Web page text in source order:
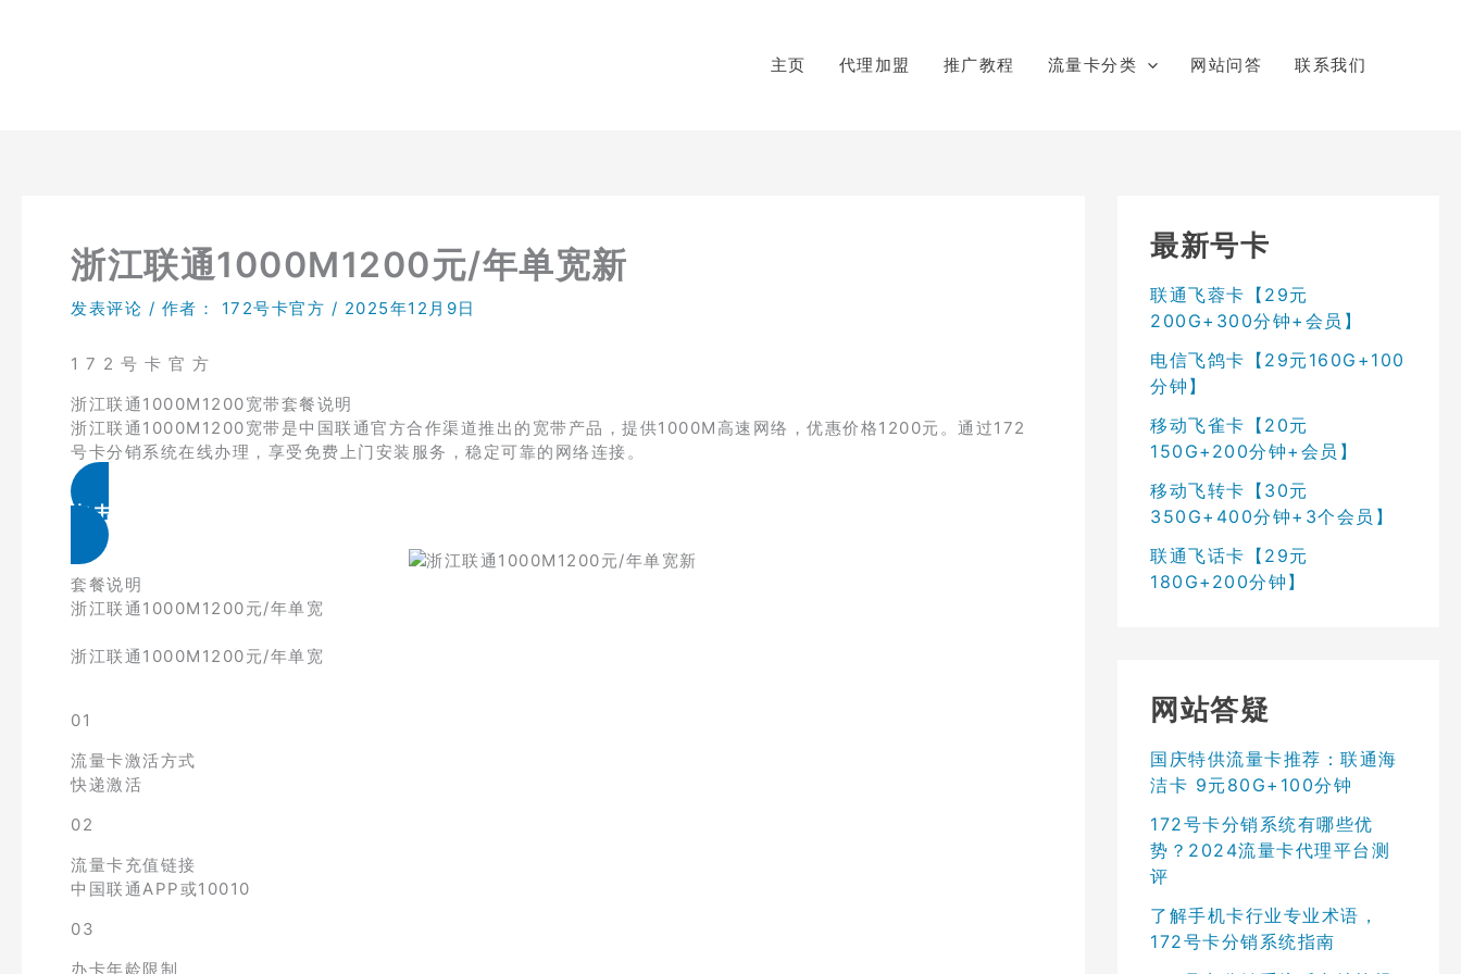
主页 代理加盟 推广教程 流量卡分类 网站问答 联系我们
浙江联通1000M1200元/年单宽新
发表评论 / 作者： 172号卡官方 / 2025年12月9日
1 7 2 号 卡 官 方
浙江联通1000M1200宽带套餐说明
浙江联通1000M1200宽带是中国联通官方合作渠道推出的宽带产品，提供1000M高速网络，优惠价格1200元。通过172
号卡分销系统在线办理，享受免费上门安装服务，稳定可靠的网络连接。
点击免费领取
套餐说明
浙江联通1000M1200元/年单宽
浙江联通1000M1200元/年单宽
01
流量卡激活方式
快递激活
02
流量卡充值链接
中国联通APP或10010
03
办卡年龄限制
最新号卡
联通飞蓉卡【29元
200G+300分钟+会员】
电信飞鸽卡【29元160G+100
分钟】
移动飞雀卡【20元
150G+200分钟+会员】
移动飞转卡【30元
350G+400分钟+3个会员】
联通飞话卡【29元
180G+200分钟】
网站答疑
国庆特供流量卡推荐：联通海
洁卡 9元80G+100分钟
172号卡分销系统有哪些优
势？2024流量卡代理平台测
评
了解手机卡行业专业术语，
172号卡分销系统指南